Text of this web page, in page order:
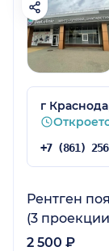
г
Рентген
(3
2 500 ₽